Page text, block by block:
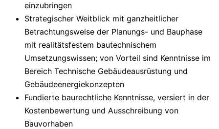
einzubringen
Strategischer Weitblick mit ganzheitlicher
Betrachtungsweise der Planungs- und Bauphase
mit realitätsfestem bautechnischem
Umsetzungswissen; von Vorteil sind Kenntnisse im
Bereich Technische Gebäudeausrüstung und
Gebäudeenergiekonzepten
Fundierte baurechtliche Kenntnisse, versiert in der
Kostenbewertung und Ausschreibung von
Bauvorhaben